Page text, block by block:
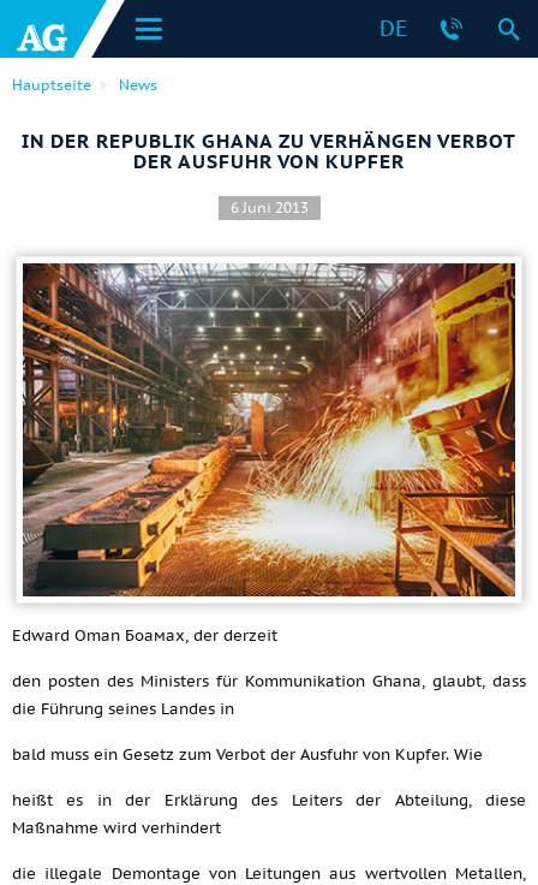
DE
Hauptseite News
IN DER REPUBLIK GHANA ZU VERHÄNGEN VERBOT
DER AUSFUHR VON KUPFER
6 Juni 2013
Edward Oman Боамах, der derzeit
den posten des Ministers für Kommunikation Ghana, glaubt, dass
die Führung seines Landes in
bald muss ein Gesetz zum Verbot der Ausfuhr von Kupfer. Wie
heißt es in der Erklärung des Leiters der Abteilung, diese
Maßnahme wird verhindert
die illegale Demontage von Leitungen aus wertvollen Metallen,